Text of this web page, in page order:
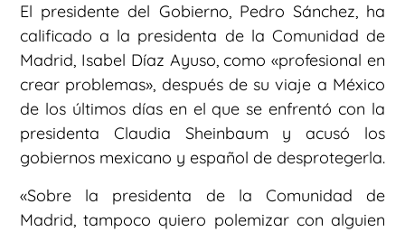
El presidente del Gobierno, Pedro Sánchez, ha
calificado a la presidenta de la Comunidad de
Madrid, Isabel Díaz Ayuso, como «profesional en
crear problemas», después de su viaje a México
de los últimos días en el que se enfrentó con la
presidenta Claudia Sheinbaum y acusó los
gobiernos mexicano y español de desprotegerla.
«Sobre la presidenta de la Comunidad de
Madrid, tampoco quiero polemizar con alguien